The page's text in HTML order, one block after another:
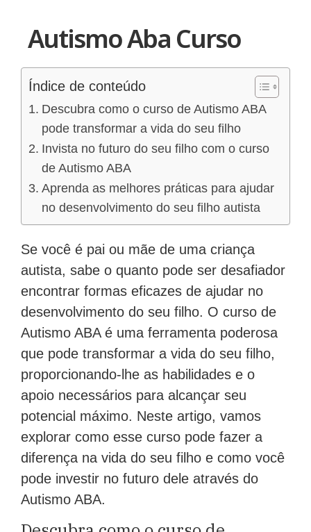
Autismo Aba Curso
Índice de conteúdo
Descubra como o curso de Autismo ABA
pode transformar a vida do seu filho
Invista no futuro do seu filho com o curso
de Autismo ABA
Aprenda as melhores práticas para ajudar
no desenvolvimento do seu filho autista
Se você é pai ou mãe de uma criança
autista, sabe o quanto pode ser desafiador
encontrar formas eficazes de ajudar no
desenvolvimento do seu filho. O curso de
Autismo ABA é uma ferramenta poderosa
que pode transformar a vida do seu filho,
proporcionando-lhe as habilidades e o
apoio necessários para alcançar seu
potencial máximo. Neste artigo, vamos
explorar como esse curso pode fazer a
diferença na vida do seu filho e como você
pode investir no futuro dele através do
Autismo ABA.